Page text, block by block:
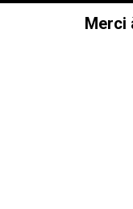
Merci